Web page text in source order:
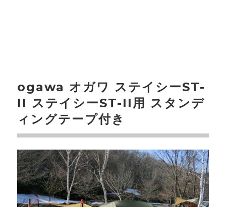
ogawa オガワ ステイシーST-
II ステイシーST-II用 スタンデ
ィングテープ付き